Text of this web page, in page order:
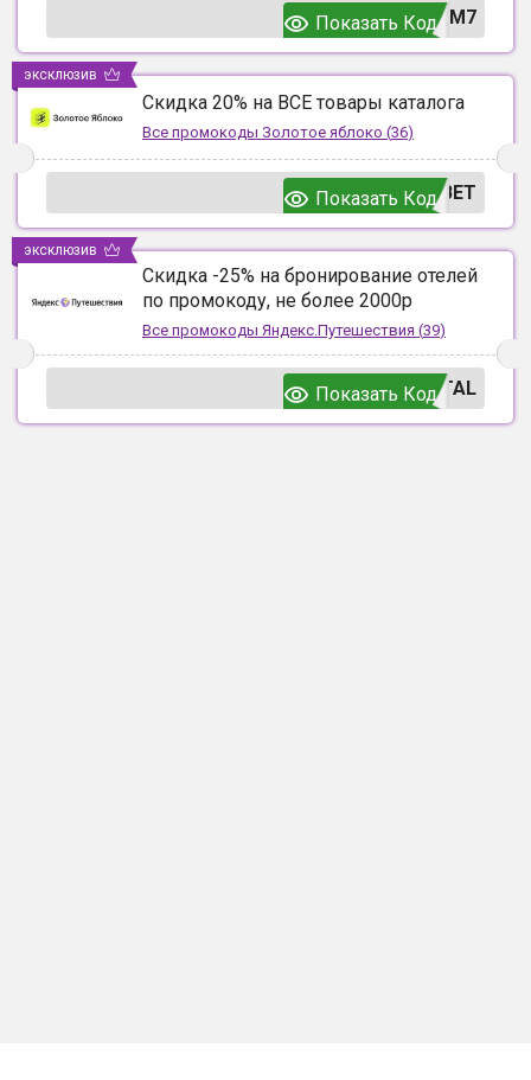
UM7
Показать Код
Скидка 20% на ВСЕ товары каталога
Все промокоды Золотое яблоко (36)
ВЕТ
Показать Код
эксклюзив
Скидка -25% на бронирование отелей
по промокоду, не более 2000р
Все промокоды Яндекс.Путешествия (39)
TAL
Показать Код
эксклюзив